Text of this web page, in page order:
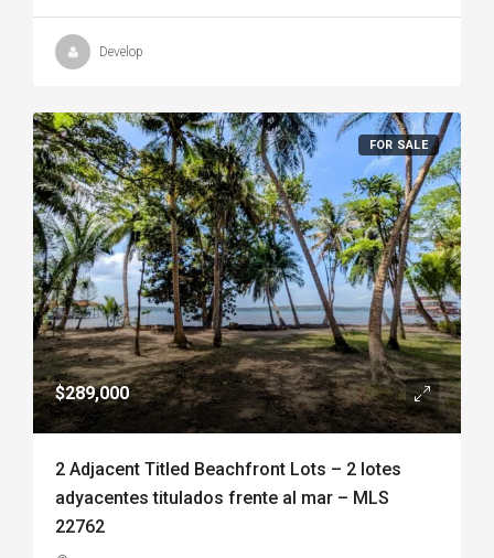
Develop
FOR SALE
$289,000
2 Adjacent Titled Beachfront Lots – 2 lotes
adyacentes titulados frente al mar – MLS
22762